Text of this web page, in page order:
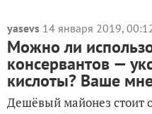
yasevs 14 января 2019,
Можно ли
консервантов —
кислоты? Ваше
Дешёвый майонез стоит